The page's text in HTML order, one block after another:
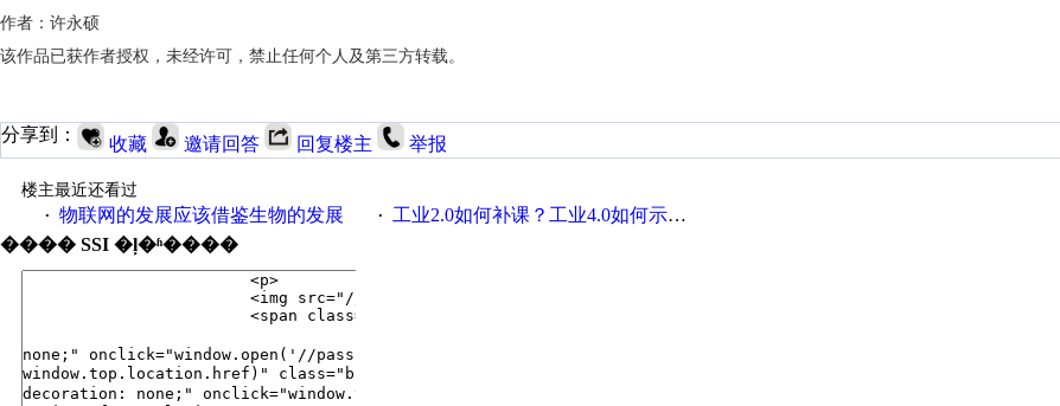
作者：许永硕
该作品已获作者授权，未经许可，禁止任何个人及第三方转载。
分享到： 收藏 邀请回答 回复楼主 举报
楼主最近还看过
· 物联网的发展应该借鉴生物的发展 ·
工业2.0如何补课？工业4.0如何示范？
���� SSI �ļ�ʱ����